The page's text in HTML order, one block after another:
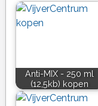
Anti-MIX - 250 ml
(12,5kb) kopen